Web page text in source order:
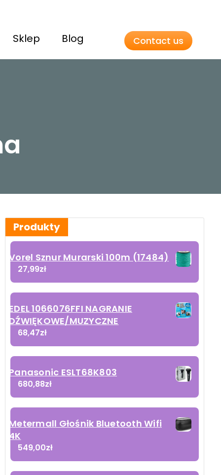
Sklep Blog Contact us
Produkty
Vorel Sznur Murarski 100m (17484)
27,99zł
EDEL 1066076FFI NAGRANIE
DŹWIĘKOWE/MUZYCZNE
68,47zł
Panasonic ESLT68K803
680,88zł
Metermall Głośnik Bluetooth Wifi
4K
549,00zł